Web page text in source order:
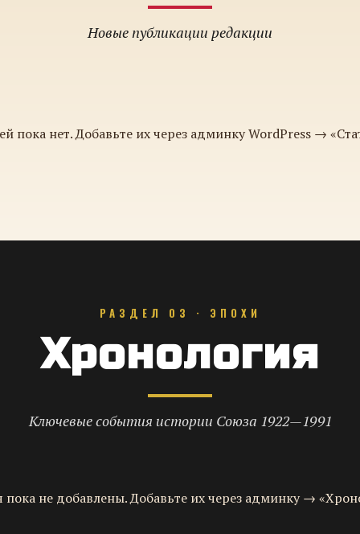
Новые публикации редакции
пока нет. Добавьте их через админку WordPress →
РАЗДЕЛ 03 · ЭПОХИ
Хронология
Ключевые события истории Союза 1922—1991
пока не добавлены. Добавьте их через админку →